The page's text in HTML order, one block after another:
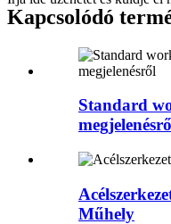
Kapcsolódó
Standard
Műhely